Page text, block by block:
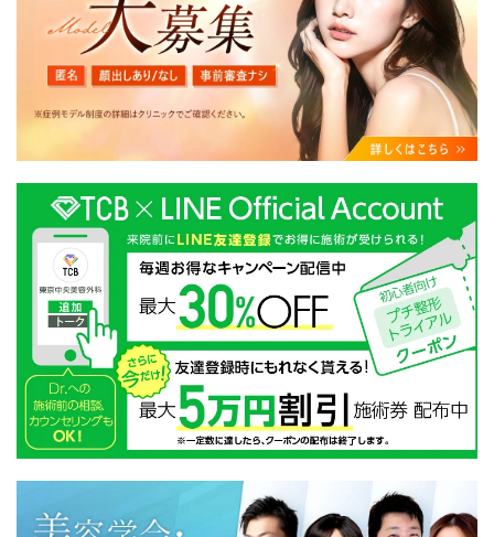
TCBグループは取得情報を以下の目的で利用いたしま
す。
・クリニックの来院予約、医療サービスの提供、医療関
連商品の販売、アフターケア対応、これらに付随する諸
対応等のサービス提供のため
・医療サービスの提供に関する他の医療機関、検査機関
及び研究機関との連携のため
・サービス向上を目的とした医療サービス・販売する医
療関連商品に関する患者様へのアンケートの送受信及び
これに付随する諸対応のため
・Cookie等の技術を用いたアクセス履歴、閲覧記録等に
関する情報の収集、分析
・閲覧記録等から趣味・嗜好を分析した情報を使用して
の広告に利用するため
・お問い合わせ又はご意見の内容確認及びその対応のた
め
・患者様のサービス利用状況の分析及び症例研究のため
・広告、宣伝、マーケティングのため